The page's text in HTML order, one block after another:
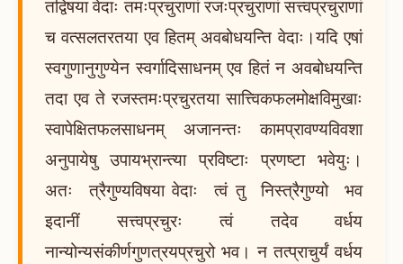
तद्विषया वेदाः तमःप्रचुराणां रजःप्रचुराणां सत्त्वप्रचुराणां
च वत्सलतरतया एव हितम् अवबोधयन्ति वेदाः।यदि एषां
स्वगुणानुगुण्येन स्वर्गादिसाधनम् एव हितं न अवबोधयन्ति
तदा एव ते रजस्तमःप्रचुरतया सात्त्विकफलमोक्षविमुखाः
स्वापेक्षितफलसाधनम् अजानन्तः कामप्रावण्यविवशा
अनुपायेषु उपायभ्रान्त्या प्रविष्टाः प्रणष्टा भवेयुः।
अतः त्रैगुण्यविषया वेदाः त्वं तु निस्त्रैगुण्यो भव
इदानीं सत्त्वप्रचुरः त्वं तदेव वर्धय
नान्योन्यसंकीर्णगुणत्रयप्रचुरो भव। न तत्प्राचुर्यं वर्धय